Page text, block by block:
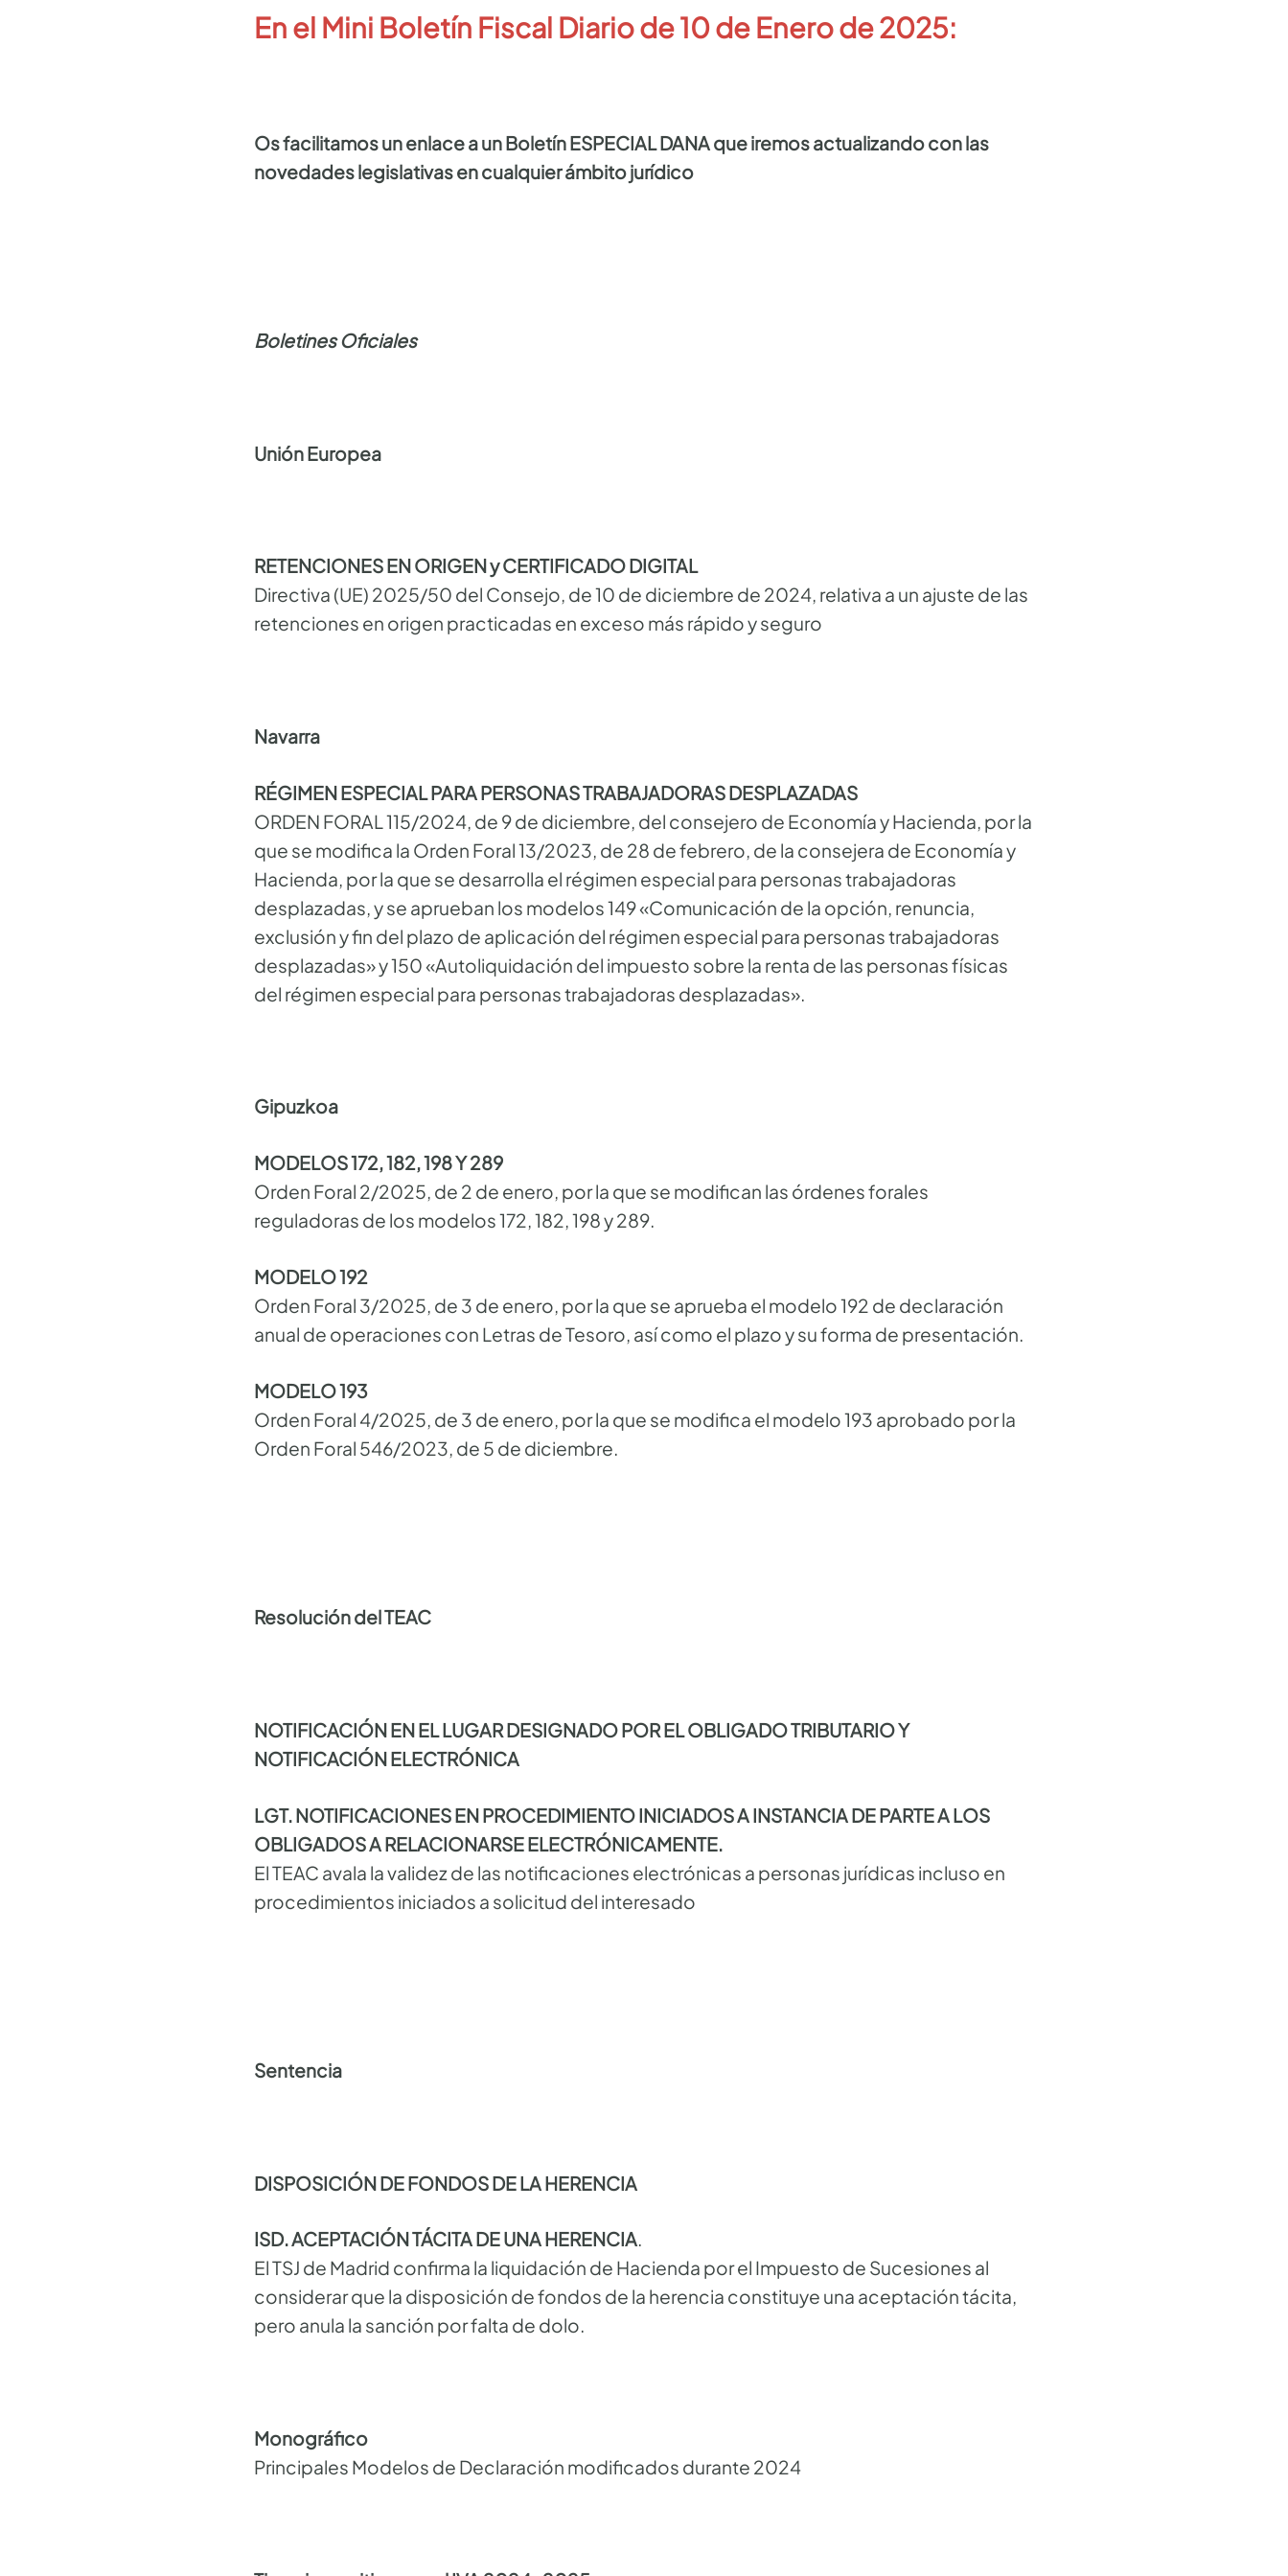
En el Mini Boletín Fiscal Diario de 10 de Enero de 2025:
Os facilitamos un enlace a un Boletín ESPECIAL DANA que iremos actualizando con las
novedades legislativas en cualquier ámbito jurídico
Boletines Oficiales
Unión Europea
RETENCIONES EN ORIGEN y CERTIFICADO DIGITAL
Directiva (UE) 2025/50 del Consejo, de 10 de diciembre de 2024, relativa a un ajuste de las
retenciones en origen practicadas en exceso más rápido y seguro
Navarra
RÉGIMEN ESPECIAL PARA PERSONAS TRABAJADORAS DESPLAZADAS
ORDEN FORAL 115/2024, de 9 de diciembre, del consejero de Economía y Hacienda, por la
que se modifica la Orden Foral 13/2023, de 28 de febrero, de la consejera de Economía y
Hacienda, por la que se desarrolla el régimen especial para personas trabajadoras
desplazadas, y se aprueban los modelos 149 «Comunicación de la opción, renuncia,
exclusión y fin del plazo de aplicación del régimen especial para personas trabajadoras
desplazadas» y 150 «Autoliquidación del impuesto sobre la renta de las personas físicas
del régimen especial para personas trabajadoras desplazadas».
Gipuzkoa
MODELOS 172, 182, 198 Y 289
Orden Foral 2/2025, de 2 de enero, por la que se modifican las órdenes forales
reguladoras de los modelos 172, 182, 198 y 289.
MODELO 192
Orden Foral 3/2025, de 3 de enero, por la que se aprueba el modelo 192 de declaración
anual de operaciones con Letras de Tesoro, así como el plazo y su forma de presentación.
MODELO 193
Orden Foral 4/2025, de 3 de enero, por la que se modifica el modelo 193 aprobado por la
Orden Foral 546/2023, de 5 de diciembre.
Resolución del TEAC
NOTIFICACIÓN EN EL LUGAR DESIGNADO POR EL OBLIGADO TRIBUTARIO Y
NOTIFICACIÓN ELECTRÓNICA
LGT. NOTIFICACIONES EN PROCEDIMIENTO INICIADOS A INSTANCIA DE PARTE A LOS
OBLIGADOS A RELACIONARSE ELECTRÓNICAMENTE.
El TEAC avala la validez de las notificaciones electrónicas a personas jurídicas incluso en
procedimientos iniciados a solicitud del interesado
Sentencia
DISPOSICIÓN DE FONDOS DE LA HERENCIA
ISD. ACEPTACIÓN TÁCITA DE UNA HERENCIA.
El TSJ de Madrid confirma la liquidación de Hacienda por el Impuesto de Sucesiones al
considerar que la disposición de fondos de la herencia constituye una aceptación tácita,
pero anula la sanción por falta de dolo.
Monográfico
Principales Modelos de Declaración modificados durante 2024